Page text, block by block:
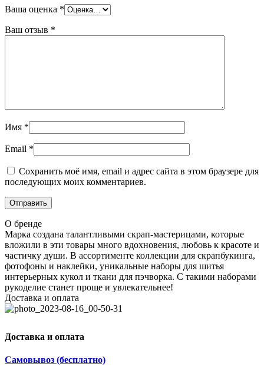
Ваша оценка *
Ваш отзыв *
Имя *
Email *
Сохранить моё имя, email и адрес сайта в этом браузере для
последующих моих комментариев.
О бренде
Марка создана талантливыми скрап-мастерицами, которые
вложили в эти товары много вдохновения, любовь к красоте и
частичку души. В ассортименте коллекции для скрапбукинга,
фотофоны и наклейки, уникальные наборы для шитья
интерьерных кукол и ткани для пэчворка. С такими наборами
рукоделие станет проще и увлекательнее!
Доставка и оплата
Доставка и оплата
Самовывоз (бесплатно)